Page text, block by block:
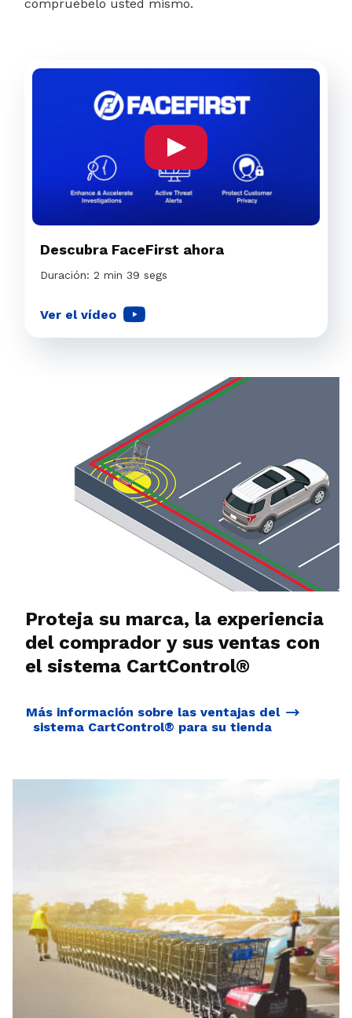
compruébelo usted mismo.
Descubra FaceFirst ahora
Duración: 2 min 39 segs
Ver el vídeo
Proteja su marca, la experiencia
del comprador y sus ventas con
el sistema CartControl®
Más información sobre las ventajas del
sistema CartControl® para su tienda